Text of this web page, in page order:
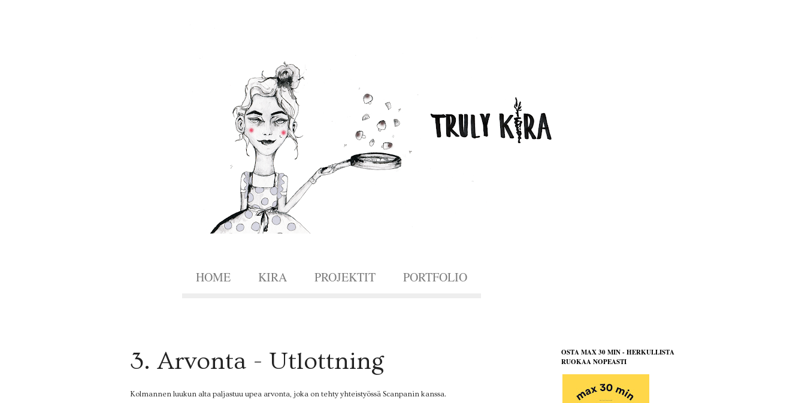
HOME KIRA PROJEKTIT PORTFOLIO
3. Arvonta - Utlottning
Kolmannen luukun alta paljastuu upea arvonta, joka on tehty yhteistyössä Scanpanin kanssa.
OSTA MAX 30 MIN - HERKULLISTA
RUOKAA NOPEASTI